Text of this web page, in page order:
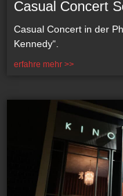
Casual Concert
Casual Concert in der
Kennedy“.
erfahre mehr >>